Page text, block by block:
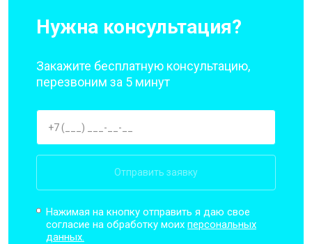
Нужна консультация?
Закажите бесплатную консультацию,
перезвоним за 5 минут
Отправить заявку
Нажимая на кнопку отправить я даю свое
согласие на обработку моихперсональных
данных.